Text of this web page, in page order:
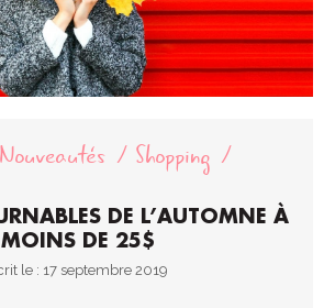
Nouveautés Shopping
DE L’AUTOMNE À
MOINS DE 25$
le : 17 septembre 2019